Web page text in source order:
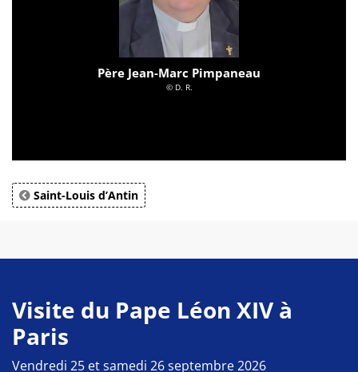
Père Jean-Marc Pimpaneau
© D. R.
Saint-Louis d’Antin
Visite du Pape Léon XIV à
Paris
Vendredi 25 et samedi 26 septembre 2026